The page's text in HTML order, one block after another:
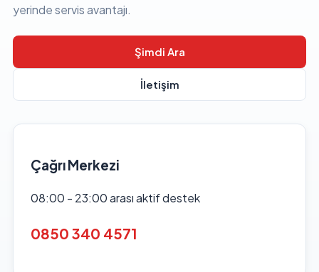
yerinde servis avantajı.
Şimdi Ara
İletişim
Çağrı Merkezi
08:00 - 23:00 arası aktif destek
0850 340 4571